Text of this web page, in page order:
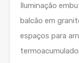
Iluminação
balcão em
espaços para